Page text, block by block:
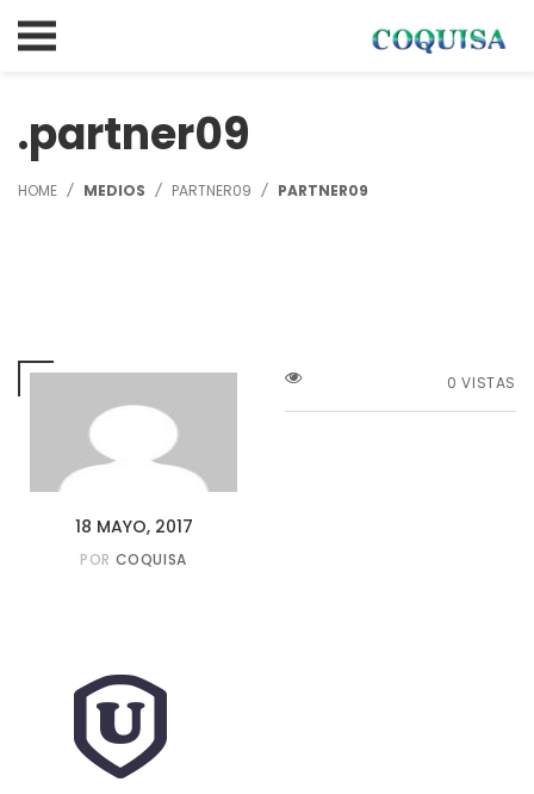
partner09
HOME MEDIOS PARTNER09 PARTNER09
18 MAYO, 2017
POR COQUISA
0 VISTAS